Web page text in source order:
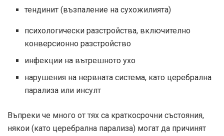
тендинит (възпаление на сухожилията)
психологически разстройства, включително
конверсионно разстройство
инфекции на вътрешното ухо
нарушения на нервната система, като церебрална
парализа или инсулт
Въпреки че много от тях са краткосрочни състояния,
някои (като церебрална парализа) могат да причинят